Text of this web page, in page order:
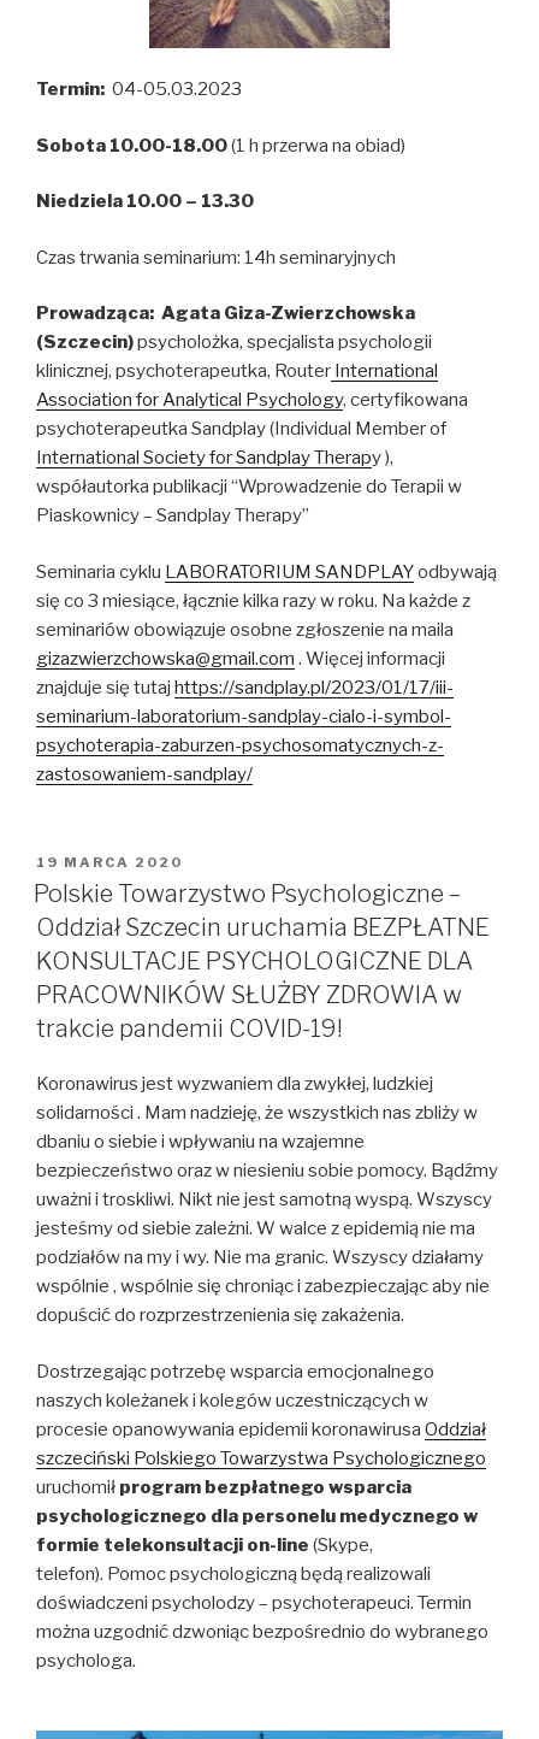
Termin: 04-05.03.2023
Sobota 10.00-18.00(1 h przerwa na obiad)
Niedziela 10.00 – 13.30
Czas trwania seminarium: 14h seminaryjnych
Prowadząca: Agata Giza-Zwierzchowska
(Szczecin)psycholożka, specjalista psychologii
klinicznej, psychoterapeutka, Router International
Association for Analytical Psychology, certyfikowana
psychoterapeutka Sandplay (Individual Member of
International Society for Sandplay Therapy ),
współautorka publikacji “Wprowadzenie do Terapii w
Piaskownicy – Sandplay Therapy”
Seminaria cyklu LABORATORIUM SANDPLAYodbywają
się co 3 miesiące, łącznie kilka razy w roku. Na każde z
seminariów obowiązuje osobne zgłoszenie na maila
gizazwierzchowska@gmail.com . Więcej informacji
znajduje się tutaj https://sandplay.pl/2023/01/17/iii-
seminarium-laboratorium-sandplay-cialo-i-symbol-
psychoterapia-zaburzen-psychosomatycznych-z-
zastosowaniem-sandplay/
OPUBLIKOWANE
W
19 MARCA 2020
Polskie Towarzystwo Psychologiczne –
Oddział Szczecin uruchamia BEZPŁATNE
KONSULTACJE PSYCHOLOGICZNE DLA
PRACOWNIKÓW SŁUŻBY ZDROWIA w
trakcie pandemii COVID-19!
Koronawirus jest wyzwaniem dla zwykłej, ludzkiej
solidarności . Mam nadzieję, że wszystkich nas zbliży w
dbaniu o siebie i wpływaniu na wzajemne
bezpieczeństwo oraz w niesieniu sobie pomocy. Bądźmy
uważni i troskliwi. Nikt nie jest samotną wyspą. Wszyscy
jesteśmy od siebie zależni. W walce z epidemią nie ma
podziałów na my i wy. Nie ma granic. Wszyscy działamy
wspólnie , wspólnie się chroniąc i zabezpieczając aby nie
dopuścić do rozprzestrzenienia się zakażenia.
Dostrzegając potrzebę wsparcia emocjonalnego
naszych koleżanek i kolegów uczestniczących w
procesie opanowywania epidemii koronawirusa Oddział
szczeciński Polskiego Towarzystwa Psychologicznego
uruchomił program bezpłatnego wsparcia
psychologicznego dla personelu medycznego w
formie telekonsultacji on-line (Skype,
telefon). Pomoc psychologiczną będą realizowali
doświadczeni psycholodzy – psychoterapeuci. Termin
można uzgodnić dzwoniąc bezpośrednio do wybranego
psychologa.